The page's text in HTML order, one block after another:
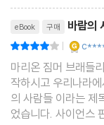
eBook 구매 바람의
|
마리온 짐머 브래들
작하시고 우리나라
의 사람들 이라는 제
었습니다. 사이언스